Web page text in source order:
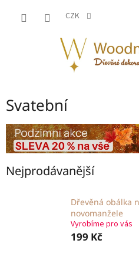
CZK
Svatební
Nejprodávanější
Dřevěná obálka
novomanžele
Vyrobíme pro vás
199 Kč